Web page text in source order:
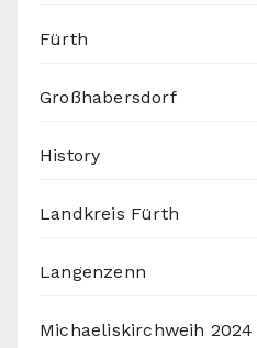
Fürth
Großhabersdorf
History
Landkreis Fürth
Langenzenn
Michaeliskirchweih 2024